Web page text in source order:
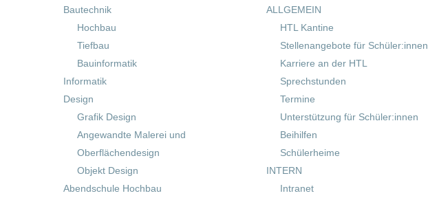
Bautechnik
Hochbau
Tiefbau
Bauinformatik
Informatik
Design
Grafik Design
Angewandte Malerei und
Oberflächendesign
Objekt Design
Abendschule Hochbau
ALLGEMEIN
HTL Kantine
Stellenangebote für Schüler:innen
Karriere an der HTL
Sprechstunden
Termine
Unterstützung für Schüler:innen
Beihilfen
Schülerheime
INTERN
Intranet